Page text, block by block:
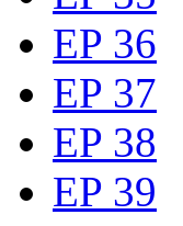
EP 36
EP 37
EP 38
EP 39